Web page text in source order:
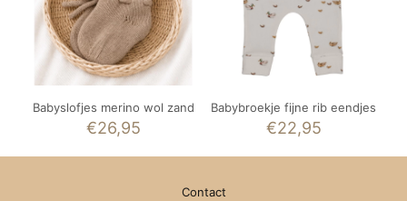
Babyslofjes merino wol zand
€26,95
Babybroekje fijne rib eendjes
€22,95
Contact